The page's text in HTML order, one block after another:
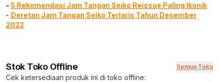
- 5 Rekomendasi Jam Tangan Seiko Reissue Paling Ikonik
- Deretan Jam Tangan Seiko Terlaris Tahun Desember
2022
Stok Toko Offline Semua Toko
Cek ketersediaan produk ini di toko offline: